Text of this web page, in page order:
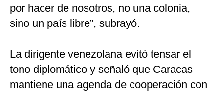
por hacer de nosotros, no una colonia,
sino un país libre”, subrayó.
La dirigente venezolana evitó tensar el
tono diplomático y señaló que Caracas
mantiene una agenda de cooperación con